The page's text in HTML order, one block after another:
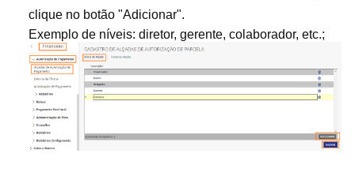
clique no botão "Adicionar".
Exemplo de níveis: diretor, gerente, colaborador, etc.;